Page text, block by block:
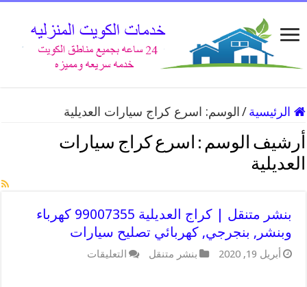
الرئيسية / الوسم: اسرع كراج سيارات العديلية
أرشيف الوسم : اسرع كراج سيارات
العديلية
بنشر متنقل | كراج العديلية 99007355 كهرباء
وبنشر, بنجرجي, كهربائي تصليح سيارات
أبريل 19, 2020 بنشر متنقل التعليقات